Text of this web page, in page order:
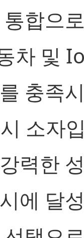
합으
차 및
충족
소자
력한
에 달